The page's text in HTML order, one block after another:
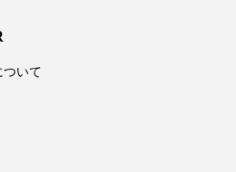
ついて